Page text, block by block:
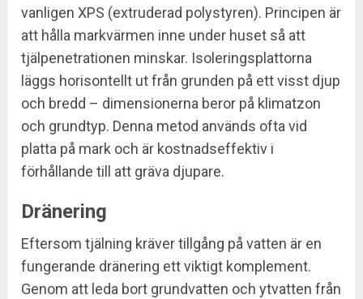
vanligen XPS (extruderad polystyren). Principen är
att hålla markvärmen inne under huset så att
tjälpenetrationen minskar. Isoleringsplattorna
läggs horisontellt ut från grunden på ett visst djup
och bredd – dimensionerna beror på klimatzon
och grundtyp. Denna metod används ofta vid
platta på mark och är kostnadseffektiv i
förhållande till att gräva djupare.
Dränering
Eftersom tjälning kräver tillgång på vatten är en
fungerande dränering ett viktigt komplement.
Genom att leda bort grundvatten och ytvatten från